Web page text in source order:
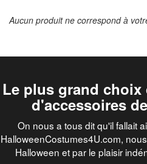
Aucun produit ne correspond à
Le plus grand choix
d'accessoires
On nous a tous dit qu'il fallait
HalloweenCostumes4U.com,
Halloween et par le plaisir